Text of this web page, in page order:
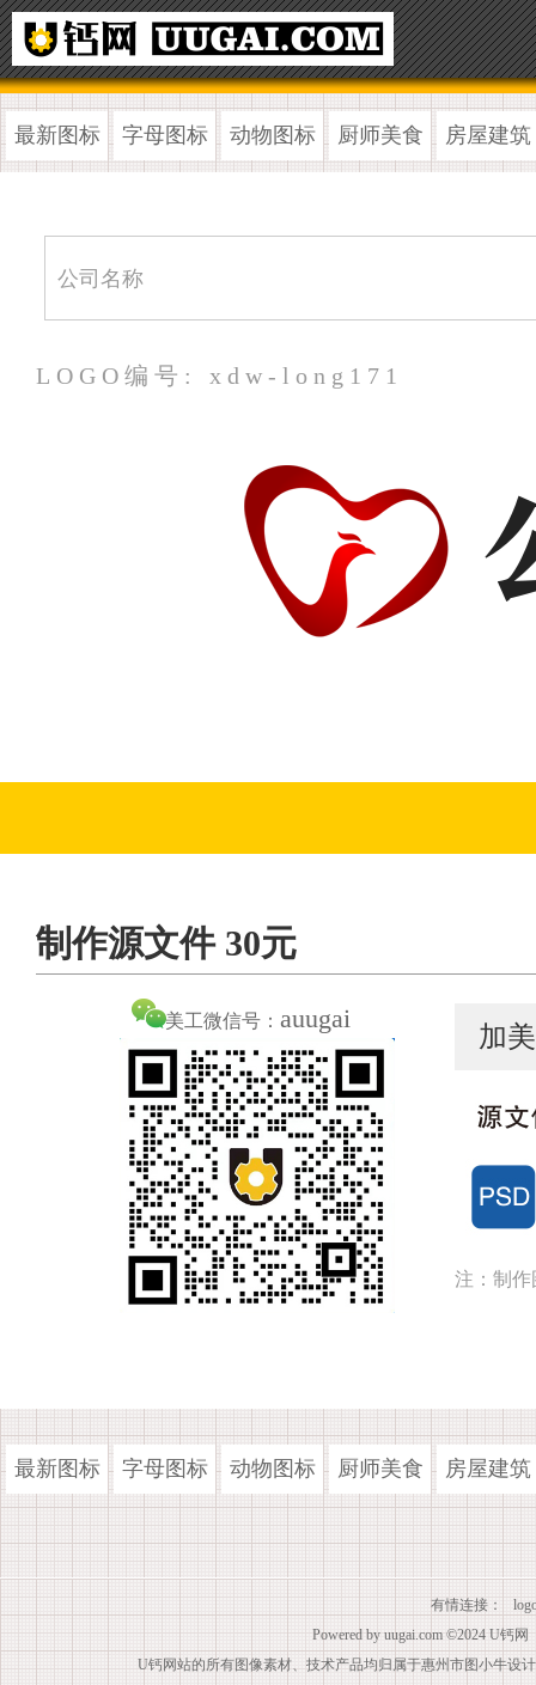
最新图标 字母图标 动物图标 厨师美食 房屋建筑
LOGO编号: xdw-long171
制作源文件 30元
美工微信号： auugai
加
注：制作
最新图标 字母图标 动物图标 厨师美食 房屋建筑
有情连接：
Powered by uugai.com ©2024 U钙网
U钙网站的所有图像素材、技术产品均归属于惠州市图小牛设